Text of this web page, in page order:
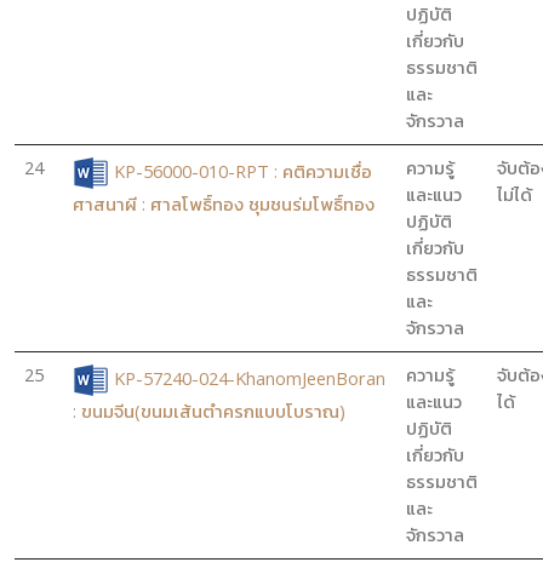
ปฏิบัติ
เกี่ยวกับ
ธรรมชาติ
และ
จักรวาล
24
KP-56000-010-RPT : คติความเชื่อ
ศาสนาผี : ศาลโพธิ์ทอง ชุมชนร่มโพธิ์ทอง
ความรู้
และแนว
ปฏิบัติ
เกี่ยวกับ
ธรรมชาติ
และ
จักรวาล
จับต้
ไม่ได้
25
KP-57240-024-KhanomJeenBoran
: ขนมจีน(ขนมเส้นตำครกแบบโบราณ)
ความรู้
และแนว
ปฏิบัติ
เกี่ยวกับ
ธรรมชาติ
และ
จักรวาล
จับต้
ได้